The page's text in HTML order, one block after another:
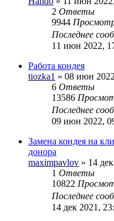
2 Ответы
9944
Последнее
11 июн 2022,
Работа кондея
tiozka1 » 08 июн
6 Ответы
13586
Последнее
09 июн 2022,
Замена кондея на
донора
maximpavlov » 14
1 Ответы
10822
Последнее
14 дек 2021,